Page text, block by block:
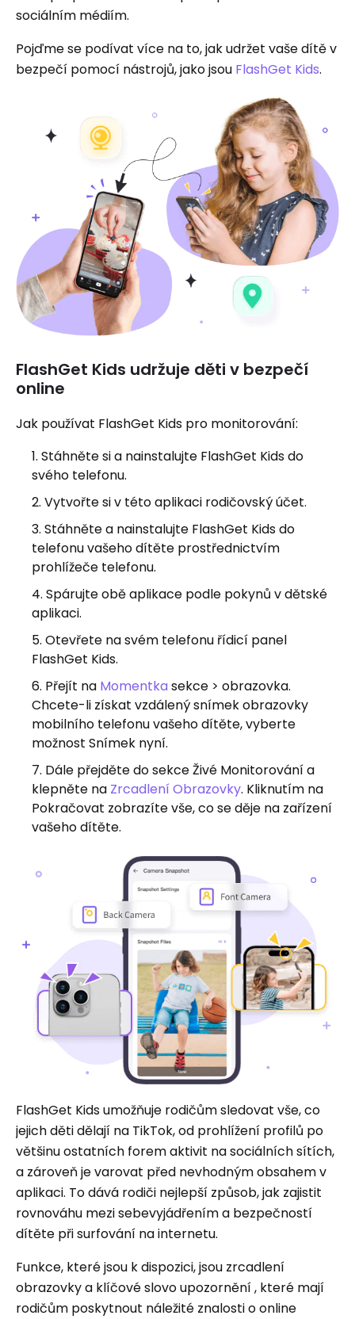
sociálním médiím.
Pojďme se podívat více na to, jak udržet vaše dítě v
bezpečí pomocí nástrojů, jako jsou FlashGet Kids.
FlashGet Kids udržuje děti v bezpečí
online
Jak používat FlashGet Kids pro monitorování:
Stáhněte si a nainstalujte FlashGet Kids do
svého telefonu.
Vytvořte si v této aplikaci rodičovský účet.
Stáhněte a nainstalujte FlashGet Kids do
telefonu vašeho dítěte prostřednictvím
prohlížeče telefonu.
Spárujte obě aplikace podle pokynů v dětské
aplikaci.
Otevřete na svém telefonu řídicí panel
FlashGet Kids.
Přejít na Momentka sekce > obrazovka.
Chcete-li získat vzdálený snímek obrazovky
mobilního telefonu vašeho dítěte, vyberte
možnost Snímek nyní.
Dále přejděte do sekce Živé Monitorování a
klepněte na Zrcadlení Obrazovky. Kliknutím na
Pokračovat zobrazíte vše, co se děje na zařízení
vašeho dítěte.
FlashGet Kids umožňuje rodičům sledovat vše, co
jejich děti dělají na TikTok, od prohlížení profilů po
většinu ostatních forem aktivit na sociálních sítích,
a zároveň je varovat před nevhodným obsahem v
aplikaci. To dává rodiči nejlepší způsob, jak zajistit
rovnováhu mezi sebevyjádřením a bezpečností
dítěte při surfování na internetu.
Funkce, které jsou k dispozici, jsou zrcadlení
obrazovky a klíčové slovo upozornění , které mají
rodičům poskytnout náležité znalosti o online